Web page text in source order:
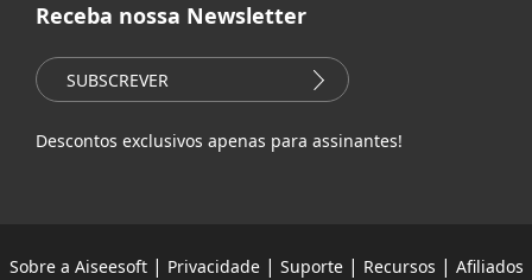
Receba nossa Newsletter
SUBSCREVER
Descontos exclusivos apenas para assinantes!
Sobre a Aiseesoft| Privacidade| Suporte| Recursos | Afiliados